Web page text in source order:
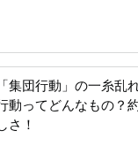
集団行動」の一糸乱
動ってどんなもの？
さ！